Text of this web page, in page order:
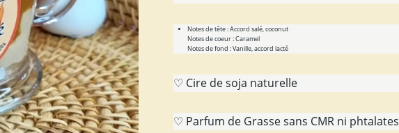
Notes de tête : Accord salé, coconut
Notes de coeur : Caramel
Notes de fond : Vanille, accord lacté
♡ Cire de soja naturelle
♡ Parfum de Grasse sans CMR ni phtalates